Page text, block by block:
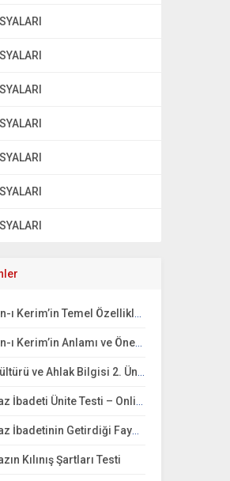
Temel Özellikleri ve Önemi Testi – Online Çöz
Anlamı ve Önemi Testi – Online Çöz
Bilgisi 2. Ünite: Namaz İbadeti Çalışmaları
İbadeti Ünite Testi – Online Çöz
Getirdiği Faydalar Testi
Kılınış Şartları Testi
hızlı büyümesini sağlamak
etmesini sağlamak